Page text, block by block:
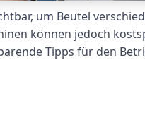
um Beutel
können jedoch
Tipps für den